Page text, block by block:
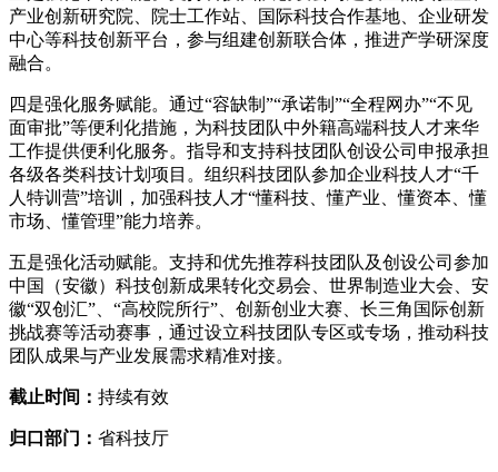
产业创新研究院、院士工作站、国际科技合作基地、企业研发
中心等科技创新平台，参与组建创新联合体，推进产学研深度
融合。
四是强化服务赋能。通过“容缺制”“承诺制”“全程网办”“不见
面审批”等便利化措施，为科技团队中外籍高端科技人才来华
工作提供便利化服务。指导和支持科技团队创设公司申报承担
各级各类科技计划项目。组织科技团队参加企业科技人才“千
人特训营”培训，加强科技人才“懂科技、懂产业、懂资本、懂
市场、懂管理”能力培养。
五是强化活动赋能。支持和优先推荐科技团队及创设公司参加
中国（安徽）科技创新成果转化交易会、世界制造业大会、安
徽“双创汇”、“高校院所行”、创新创业大赛、长三角国际创新
挑战赛等活动赛事，通过设立科技团队专区或专场，推动科技
团队成果与产业发展需求精准对接。
截止时间： 持续有效
归口部门： 省科技厅